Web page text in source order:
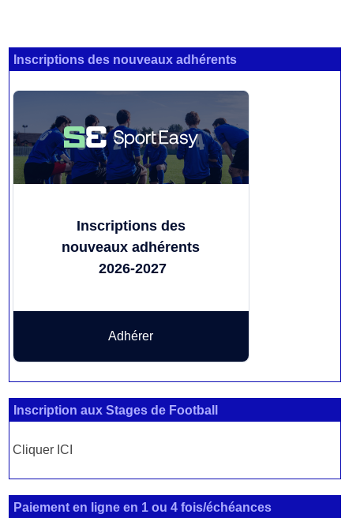
Inscriptions des nouveaux adhérents
Inscriptions des
nouveaux adhérents
2026-2027
Adhérer
Inscription aux Stages de Football
Cliquer ICI
Paiement en ligne en 1 ou 4 fois/échéances